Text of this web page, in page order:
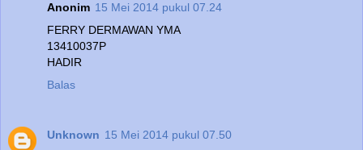
Anonim 15 Mei 2014 pukul 07.24
FERRY DERMAWAN YMA
13410037P
HADIR
Balas
Unknown 15 Mei 2014 pukul 07.50